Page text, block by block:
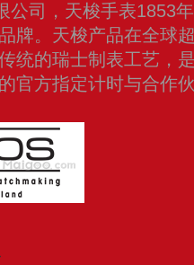
公司，天梭手表1853
牌。天梭产品在全球
统的瑞士制表工艺，
官方指定计时与合作